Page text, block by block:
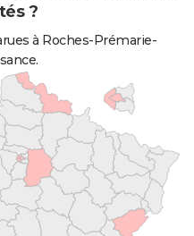
?
à Roches-Prémarie-